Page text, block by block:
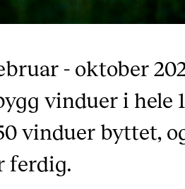
- oktober
vinduer i hele
vinduer byttet,
ferdig.